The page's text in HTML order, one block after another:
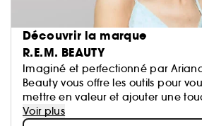
Découvrir la marque
R.E.M. BEAUTY
Imaginé et perfectionné par
Beauty vous offre les outils pour
mettre en valeur et ajouter une
chaque jour — pour rêver les yeux
Voir plus